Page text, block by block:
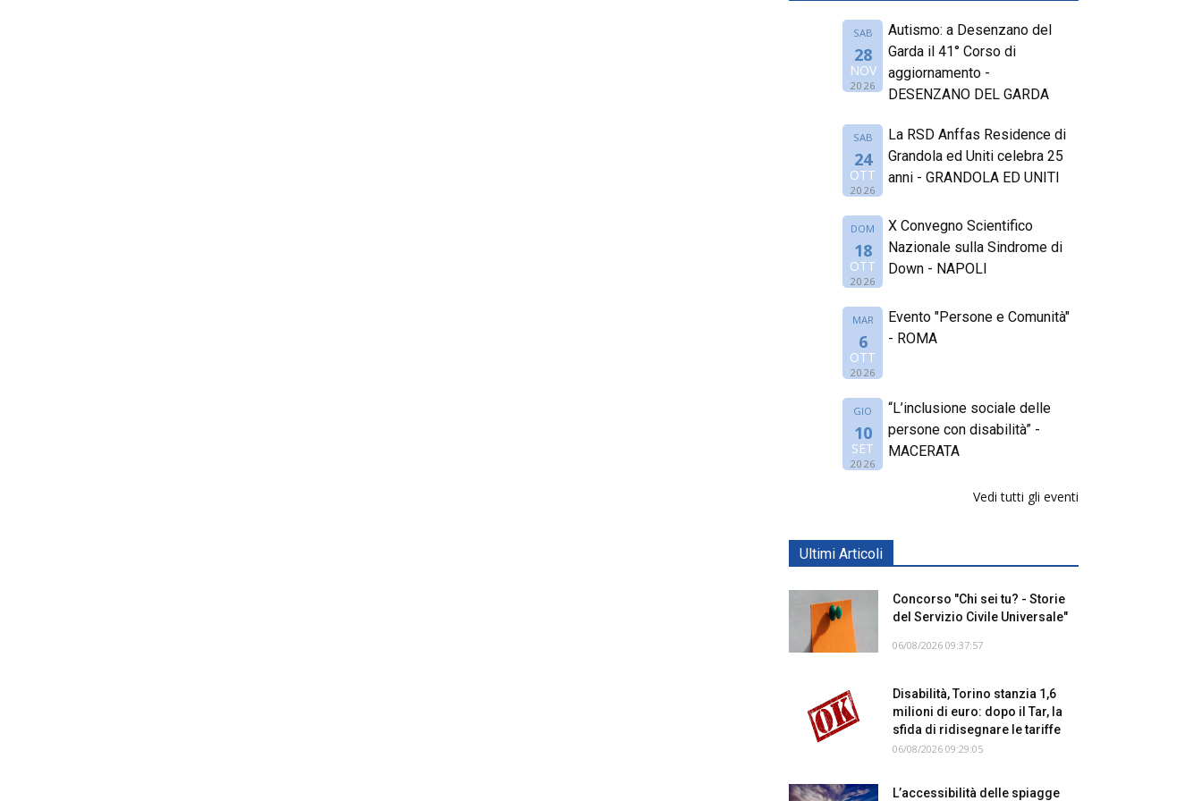
SAB
28
NOV
2026
Autismo: a Desenzano del
Garda il 41° Corso di
aggiornamento -
DESENZANO DEL GARDA
SAB
24
OTT
2026
La RSD Anffas Residence di
Grandola ed Uniti celebra 25
anni - GRANDOLA ED UNITI
DOM
18
OTT
2026
X Convegno Scientifico
Nazionale sulla Sindrome di
Down - NAPOLI
MAR
6
OTT
2026
Evento "Persone e Comunità"
- ROMA
GIO
10
SET
2026
“L’inclusione sociale delle
persone con disabilità” -
MACERATA
Vedi tutti gli eventi
Ultimi Articoli
Concorso "Chi sei tu? - Storie
del Servizio Civile Universale"
06/08/2026 09:37:57
Disabilità, Torino stanzia 1,6
milioni di euro: dopo il Tar, la
sfida di ridisegnare le tariffe
06/08/2026 09:29:05
L’accessibilità delle spiagge